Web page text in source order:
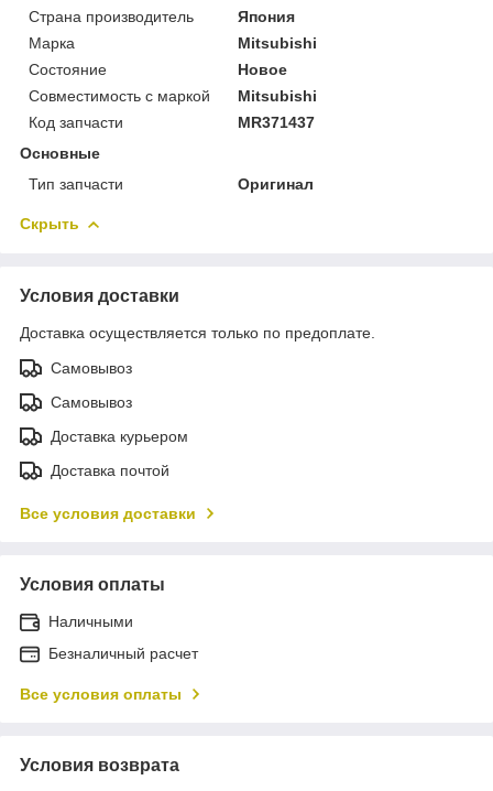
Страна производитель
Япония
Марка
Mitsubishi
Состояние
Новое
Совместимость с маркой
Mitsubishi
Код запчасти
MR371437
Основные
Тип запчасти
Оригинал
Скрыть
Условия доставки
Доставка осуществляется только по предоплате.
Самовывоз
Самовывоз
Доставка курьером
Доставка почтой
Все условия доставки
Условия оплаты
Наличными
Безналичный расчет
Все условия оплаты
Условия возврата